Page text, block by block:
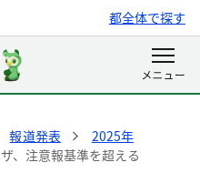
都全体で探す
報道発表
2025年
、注意報基準を超える